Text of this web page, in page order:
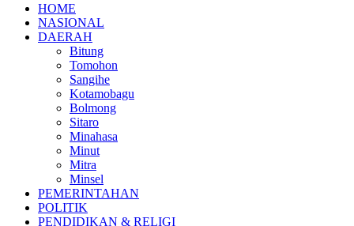
HOME
NASIONAL
DAERAH
Bitung
Tomohon
Sangihe
Kotamobagu
Bolmong
Sitaro
Minahasa
Minut
Mitra
Minsel
PEMERINTAHAN
POLITIK
PENDIDIKAN & RELIGI